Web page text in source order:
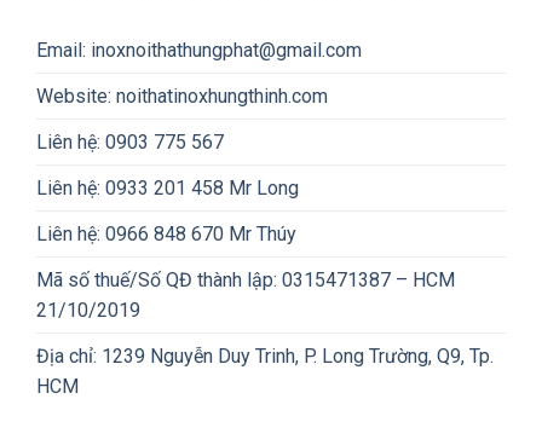
Email: inoxnoithathungphat@gmail.com
Website: noithatinoxhungthinh.com
Liên hệ: 0903 775 567
Liên hệ: 0933 201 458 Mr Long
Liên hệ: 0966 848 670 Mr Thúy
Mã số thuế/Số QĐ thành lập: 0315471387 – HCM
21/10/2019
Địa chỉ: 1239 Nguyễn Duy Trinh, P. Long Trường, Q9, Tp.
HCM